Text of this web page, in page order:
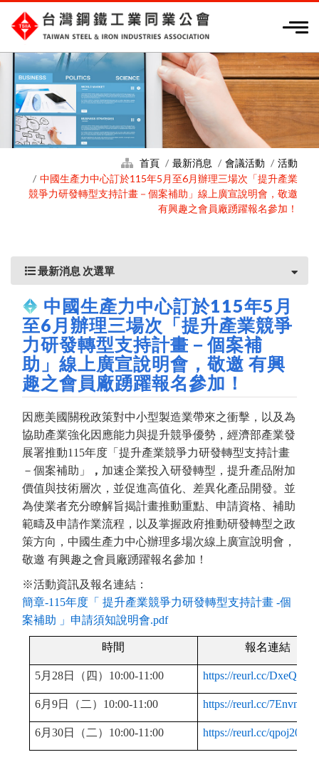
首頁 最新消息 會議活動
活動
中國生產力中心訂於115年5月至6月辦理三場次「提升產業
競爭力研發轉型支持計畫－個案補助」線上廣宣說明會，敬邀
有興趣之會員廠踴躍報名參加！
最新消息 次選單
中國生產力中心訂於115年5月
至6月辦理三場次「提升產業競爭
力研發轉型支持計畫－個案補
助」線上廣宣說明會，敬邀 有興
趣之會員廠踴躍報名參加！
因應美國關稅政策對中小型製造業帶來之衝擊，以及為
協助產業強化因應能力與提升競爭優勢，經濟部產業發
展署推動115年度「提升產業競爭力研發轉型支持計畫
－個案補助」
， 加速企業投入研發轉型，提升產品附加
價值與技術層次，並促進高值化、差異化產品開發。並
為使業者充分瞭解旨揭計畫推動重點、申請資格、補助
範疇及申請作業流程，以及掌握政府推動研發轉型之政
策方向，中國生產力中心辦理多場次線上廣宣說明會，
敬邀 有興趣之會員廠踴躍報名參加！
※活動資訊及報名連結：
簡章-115年度「 提升產業競爭力研發轉型支持計畫 -個
案補助 」申請須知說明會.pdf
時間 報名連結
5月28日（四）10:00-11:00 https://reurl.cc/DxeQLQ
6月9日（二）10:00-11:00 https://reurl.cc/7Envmk
6月30日（二）10:00-11:00 https://reurl.cc/qpoj20